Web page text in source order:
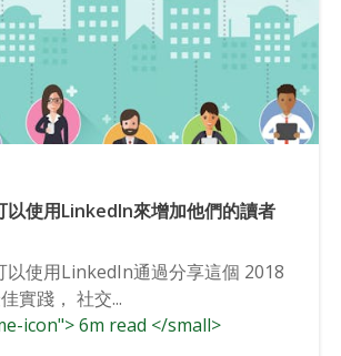
以使用LinkedIn來增加他們的讀者
以使用LinkedIn通過分享這個 2018
實踐， 社交...
icon"> 6m read </small>